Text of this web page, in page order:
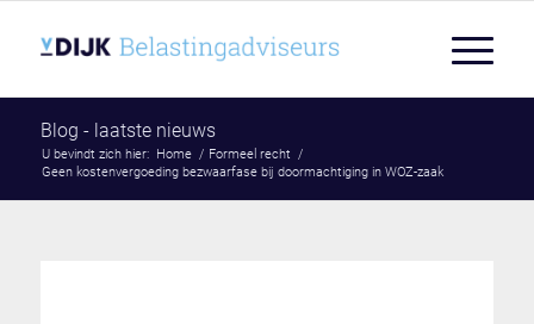
Blog - laatste nieuws
U bevindt zich hier: Home / Formeel recht /
Geen kostenvergoeding bezwaarfase bij doormachtiging in WOZ-zaak